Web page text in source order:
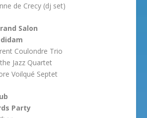
de Crecy (dj set)
Salon
Coulondre Trio
Jazz Quartet
Voilqué Septet
Party